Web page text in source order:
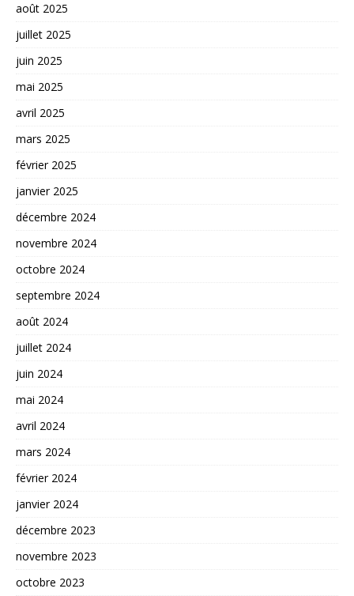
août 2025
juillet 2025
juin 2025
mai 2025
avril 2025
mars 2025
février 2025
janvier 2025
décembre 2024
novembre 2024
octobre 2024
septembre 2024
août 2024
juillet 2024
juin 2024
mai 2024
avril 2024
mars 2024
février 2024
janvier 2024
décembre 2023
novembre 2023
octobre 2023